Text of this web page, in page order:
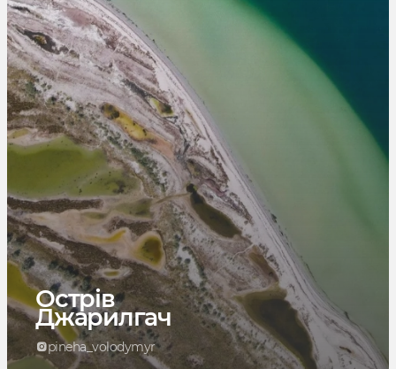
Острів
Джарилгач
pineha_volodymyr